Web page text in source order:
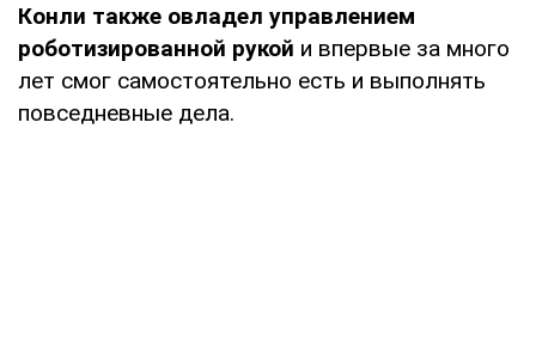
Конли также овладел управлением
роботизированной рукой и впервые за много
лет смог самостоятельно есть и выполнять
повседневные дела.